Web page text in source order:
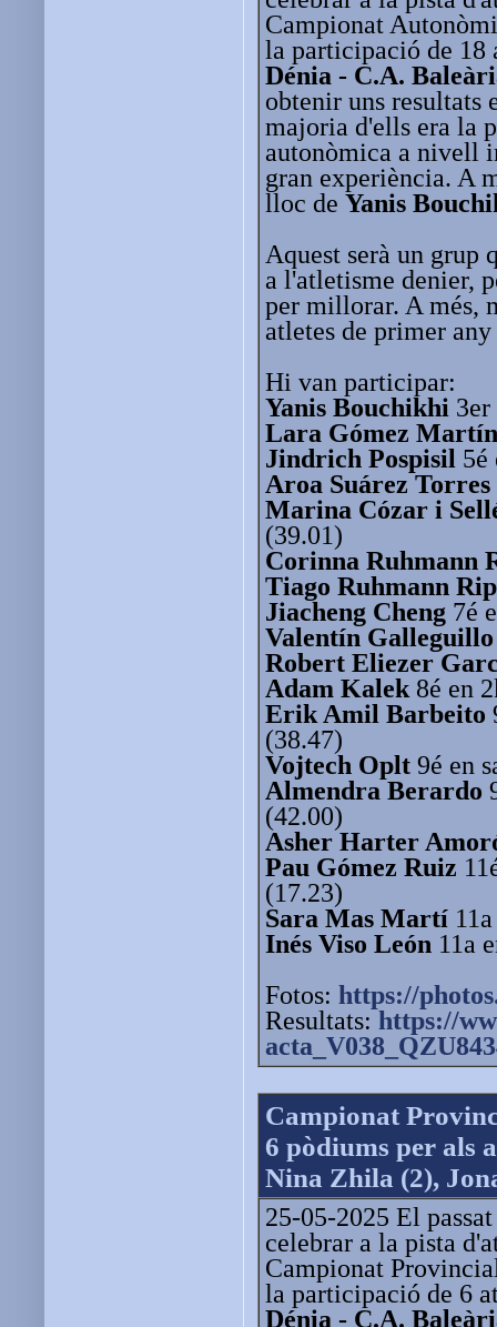
Campionat
la participació de 18
Dénia - C.A.
obtenir uns resultats
majoria d'ells era la
autonòmica a nivell
gran experiència. A
lloc de Yanis
Aquest serà un grup
a l'atletisme denier,
per millorar. A més,
atletes de primer
Hi van participar:
Yanis Bouchikhi
Lara Gómez
Jindrich Pospisil 5é
Aroa Suárez Torres
Marina Cózar i
(39.01)
Corinna Ruhmann
Tiago Ruhmann
Jiacheng Cheng 7é
Valentín
Robert Eliezer
Adam Kalek8é en
Erik Amil Barbeito
(38.47)
Vojtech Oplt 9é en
Almendra Berardo
(42.00)
Asher Harter
Pau Gómez Ruiz
(17.23)
Sara Mas Martí
Inés Viso León 11a
Fotos: https://
Resultats: https://
Campionat
6 pòdiums per als
Nina Zhila (2),
25-05-2025 El
celebrar a la pista
Campionat
la participació de 6
Dénia - C.A.